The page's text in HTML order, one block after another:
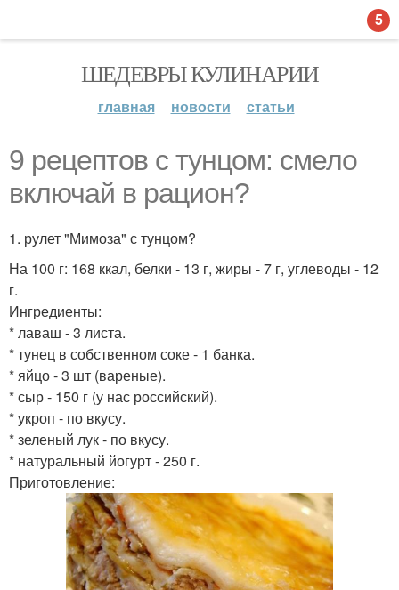
ШЕДЕВРЫ КУЛИНАРИИ
главная новости статьи
9 рецептов с тунцом: смело
включай в рацион?
1. рулет "Мимоза" с тунцом?
На 100 г: 168 ккал, белки - 13 г, жиры - 7 г, углеводы - 12
г.
Ингредиенты:
* лаваш - 3 листа.
* тунец в собственном соке - 1 банка.
* яйцо - 3 шт (вареные).
* сыр - 150 г (у нас российский).
* укроп - по вкусу.
* зеленый лук - по вкусу.
* натуральный йогурт - 250 г.
Приготовление:
5